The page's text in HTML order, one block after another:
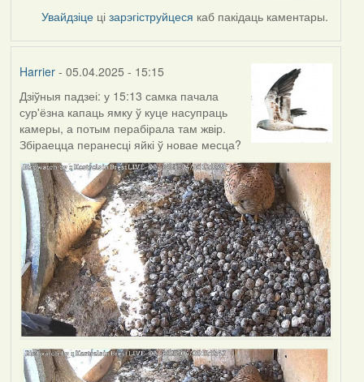
Увайдзіце цізарэгіструйцеся каб пакідаць каментары.
Harrier- 05.04.2025 - 15:15
Дзіўныя падзеі: у 15:13 самка пачала
сур'ёзна капаць ямку ў куце насупраць
камеры, а потым перабірала там жвір.
Збіраецца перанесці яйкі ў новае месца?